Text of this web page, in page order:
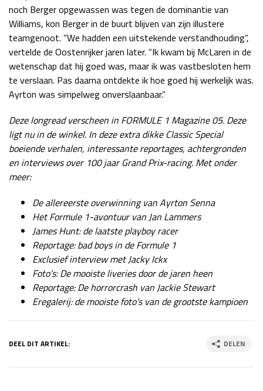
noch Berger opgewassen was tegen de dominantie van
Williams, kon Berger in de buurt blijven van zijn illustere
teamgenoot. “We hadden een uitstekende verstandhouding”,
vertelde de Oostenrijker jaren later. “Ik kwam bij McLaren in de
wetenschap dat hij goed was, maar ik was vastbesloten hem
te verslaan. Pas daarna ontdekte ik hoe goed hij werkelijk was.
Ayrton was simpelweg onverslaanbaar.”
Deze longread verscheen in FORMULE 1 Magazine 05. Deze
ligt nu in de winkel. In deze extra dikke Classic Special
boeiende verhalen, interessante reportages, achtergronden
en interviews over 100 jaar Grand Prix-racing. Met onder
meer:
De allereerste overwinning van Ayrton Senna
Het Formule 1-avontuur van Jan Lammers
James Hunt: de laatste playboy racer
Reportage: bad boys in de Formule 1
Exclusief interview met Jacky Ickx
Foto’s: De mooiste liveries door de jaren heen
Reportage: De horrorcrash van Jackie Stewart
Eregalerij: de mooiste foto’s van de grootste kampioen
DEEL DIT ARTIKEL: DELEN